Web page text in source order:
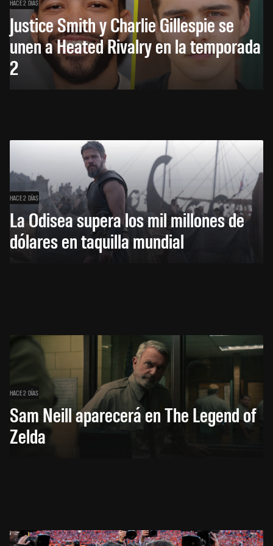
HACE 2 DÍAS
Justice Smith y Charlie Gillespie se
unen a Heated Rivalry en la temporada
2
HACE 2 DÍAS
La Odisea supera los mil millones de
dólares en taquilla mundial
HACE 2 DÍAS
Sam Neill aparecerá en The Legend of
Zelda